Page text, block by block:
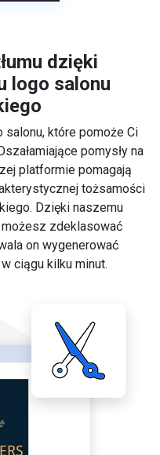
dzięki
logo salonu
które pomoże Ci
pomysły na
platformie pomagają
tożsamości
Dzięki naszemu
zdeklasować
on wygenerować
ciągu kilku minut.